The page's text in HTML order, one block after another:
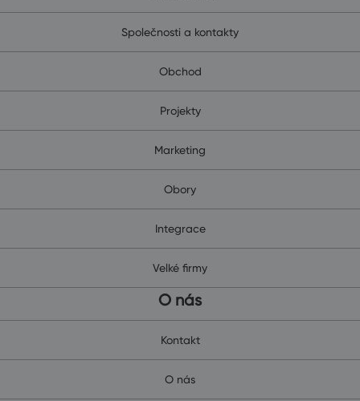
Společnosti a kontakty
Obchod
Projekty
Marketing
Obory
Integrace
Velké firmy
O nás
Kontakt
O nás